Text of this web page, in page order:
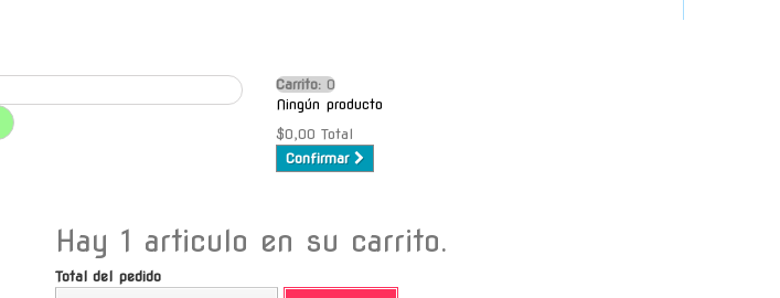
Carrito: O
Ningún producto
$0,00 Total
Confirmar
Hay 1 articulo en su carrito.
Total del pedido